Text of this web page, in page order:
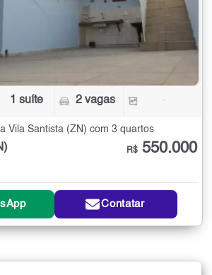
1 suíte 2 vagas -
Vila Santista (ZN) com 3 quartos
R$ 550.000
Contatar